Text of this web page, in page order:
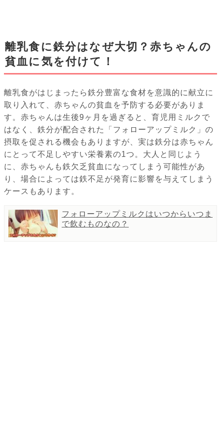
離乳食に鉄分はなぜ大切？赤ちゃんの
貧血に気を付けて！
離乳食がはじまったら鉄分豊富な食材を意識的に献立に
取り入れて、赤ちゃんの貧血を予防する必要がありま
す。赤ちゃんは生後9ヶ月を過ぎると、育児用ミルクで
はなく、鉄分が配合された「フォローアップミルク」の
摂取を促される機会もありますが、実は鉄分は赤ちゃん
にとって不足しやすい栄養素の1つ。大人と同じよう
に、赤ちゃんも鉄欠乏貧血になってしまう可能性があ
り、場合によっては鉄不足が発育に影響を与えてしまう
ケースもあります。
フォローアップミルクはいつからいつま
で飲むものなの？